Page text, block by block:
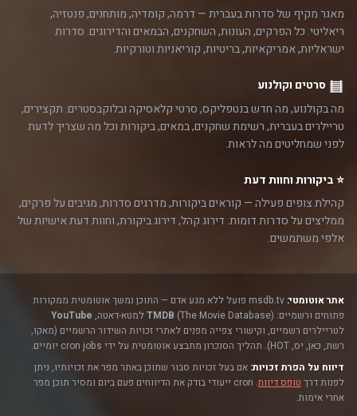
מאגר מקיף של סדרות בעברית — דרמה, קומדיה, מותחנים, פנטזיה,
ריאליטי. כל הפרקים, העונות, השחקנים, הבמאים והדירוגים. סדרות
ישראליות, אמריקאיות, בריטיות, קוריאניות וטורקיות.
סרטים וקולנוע
מה בקולנוע, מה חדש בנטפליקס, סרטי קלאסיקה ובלוקבסטרים. תקצירים,
טריילרים בעברית, רשימת שחקנים, במאים, ביקורות וכל מה שצריך לדעת
לפני שמחליטים מה לראות.
⭐ ביקורות וחוות דעת
קהילת צופים פעילה — קוראים ביקורות, מדרגים סדרות, מגיבים על פרקים,
ממליצים על סדרות דומות. דירוג קהל, דירוג ביקורת, וחוות דעת אישיות של
אלפי משתמשים.
אתר אוטומטי:
msdb.tv פועל ללא מגע אדם — התוכן נמשך אוטומטית ממקורות
פתוחים ורשמיים:
TMDB (The Movie Database) למטא-דאטה,
YouTube
לטריילרים רשמיים, וקישורי צפייה מפנים לאתרי זכויות השידור הרשמיים (מאקו,
רשת, כאן, יס, HOT). תהליך הסנכרון מתבצע אוטומטית על ידי cron jobs יומיים.
דיווח על הפרת זכויות: אם בעל זכויות סבור שתוכן באתר מפר את זכויותיו, ניתן
לפנות דרך טופס דיווח
. cron ייעודי בודק את הדיווחים פעם ביום ומסיר תוכן מפר
אחרי אימות.